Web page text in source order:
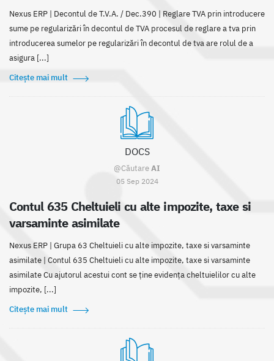
Nexus ERP | Decontul de T.V.A. / Dec.390 | Reglare TVA prin introducere
sume pe regularizări în decontul de TVA procesul de reglare a tva prin
introducerea sumelor pe regularizări în decontul de tva are rolul de a
asigura [...]
Citește mai mult
DOCS
@CăutareAI
05 Sep 2024
Contul 635 Cheltuieli cu alte impozite, taxe si
varsaminte asimilate
Nexus ERP | Grupa 63 Cheltuieli cu alte impozite, taxe si varsaminte
asimilate | Contul 635 Cheltuieli cu alte impozite, taxe si varsaminte
asimilate Cu ajutorul acestui cont se ține evidența cheltuielilor cu alte
impozite, [...]
Citește mai mult